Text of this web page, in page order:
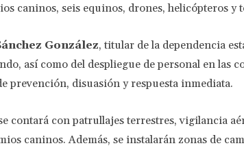
caninos, seis equinos, drones, helicópteros y
González, titular de la dependencia
así como del despliegue de personal en las
prevención, disuasión y respuesta inmediata.
contará con patrullajes terrestres, vigilancia
caninos. Además, se instalarán zonas de